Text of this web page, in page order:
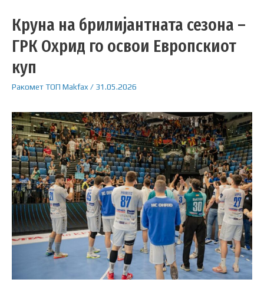
Круна на брилијантната сезона –
ГРК Охрид го освои Европскиот
куп
РакометТОП Makfax / 31.05.2026